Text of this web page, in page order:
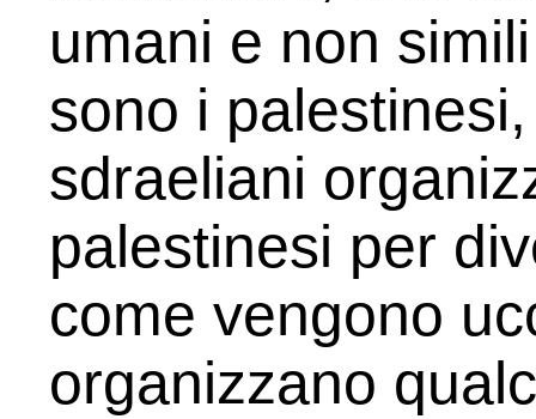
umani e non
sono i
sdraeliani
palestinesi per
come vengono
organizzano